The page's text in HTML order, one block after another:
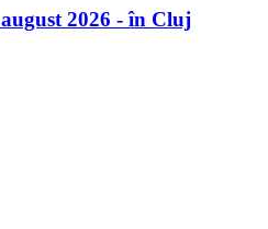
2026 - în Cluj